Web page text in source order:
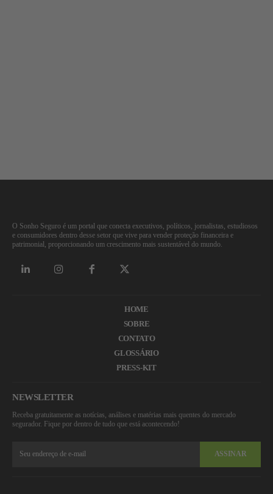
O Sonho Seguro é um portal que conecta executivos, políticos, jornalistas, estudiosos
e consumidores dentro desse setor que vive para vender proteção financeira e
patrimonial, proporcionando um crescimento mais sustentável do mundo.
HOME
SOBRE
CONTATO
GLOSSÁRIO
PRESS-KIT
NEWSLETTER
Receba gratuitamente as notícias, análises e matérias mais quentes do mercado
segurador. Fique por dentro de tudo que está acontecendo!
ASSINAR